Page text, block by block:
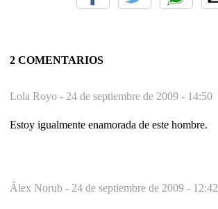
2 COMENTARIOS
Lola Royo - 24 de septiembre de 2009 - 14:50
Estoy igualmente enamorada de este hombre.
Álex Norub - 24 de septiembre de 2009 - 12:42